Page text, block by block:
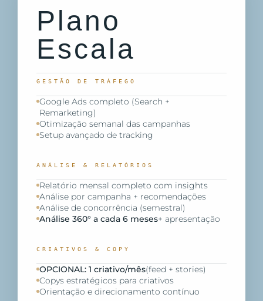
Plano
Escala
GESTÃO DE TRÁFEGO
Google Ads completo (Search +
Remarketing)
Otimização semanal das campanhas
Setup avançado de tracking
ANÁLISE & RELATÓRIOS
Relatório mensal completo com insights
Análise por campanha + recomendações
Análise de concorrência (semestral)
Análise 360° a cada 6 meses+ apresentação
CRIATIVOS & COPY
OPCIONAL: 1 criativo/mês(feed + stories)
Copys estratégicos para criativos
Orientação e direcionamento contínuo